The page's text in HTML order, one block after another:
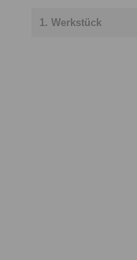
1. Werkstück